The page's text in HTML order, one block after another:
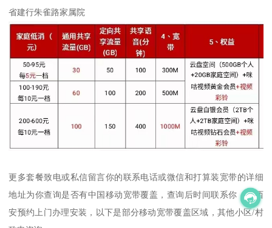
省建行朱雀路家属院
更多套餐致电或私信留言你的联系电话或微信和打算装宽带的详细
地址为你查询是否有中国移动宽带覆盖，查询后时间联系你，全西
安预约上门办理安装，以下是部分移动宽带覆盖区域，其他小区/村